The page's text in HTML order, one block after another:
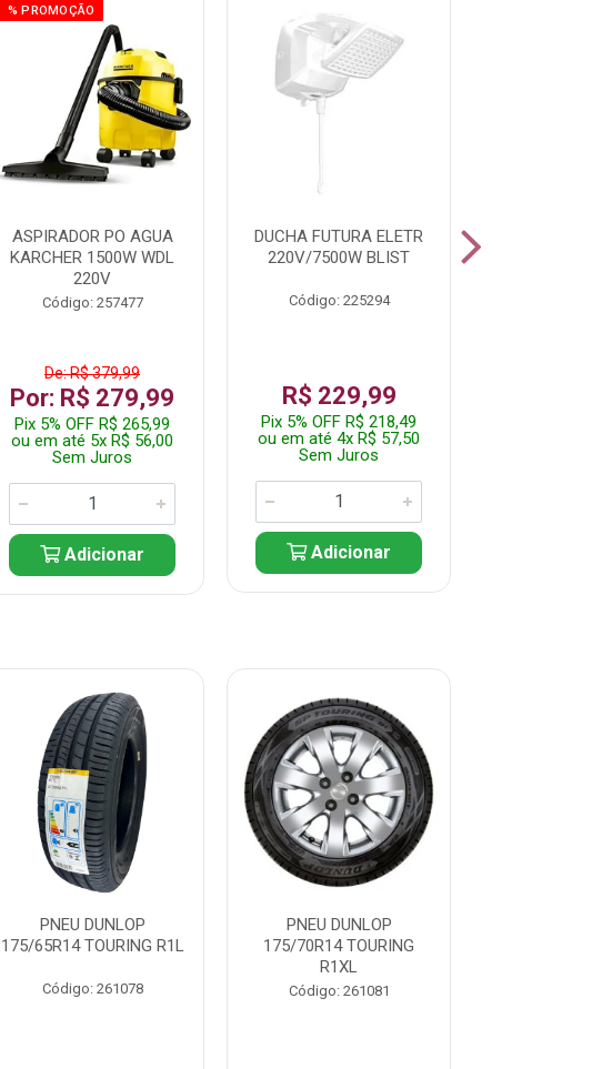
% PROMOÇÃO
ASPIRADOR PO AGUA
KARCHER 1500W WDL
220V
Código: 257477
De: R$ 379,99
Por: R$ 279,99
Pix 5% OFF R$ 265,99
ou em até 5x R$ 56,00
Sem Juros
Adicionar
DUCHA FUTURA ELETR
220V/7500W BLIST
Código: 225294
R$ 229,99
Pix 5% OFF R$ 218,49
ou em até 4x R$ 57,50
Sem Juros
Adicionar
PNEU DUNLOP
175/65R14 TOURING R1L
Código: 261078
PNEU DUNLOP
175/70R14 TOURING
R1XL
Código: 261081